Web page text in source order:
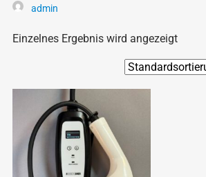
admin
Einzelnes Ergebnis wird angezeigt